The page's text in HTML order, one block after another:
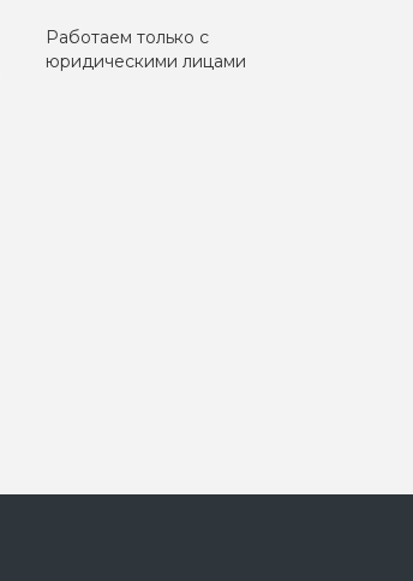
Работаем только с
юридическими лицами